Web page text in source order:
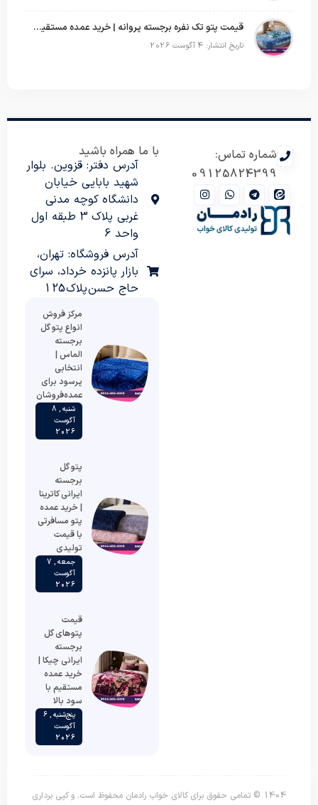
قیمت پتو تک نفره برجسته پروانه | خرید عمده مستقیم با بهترین قیمت بازار
تاریخ انتشار: 4 آگوست 2026
شماره تماس:
09125824399
با ما همراه باشید
آدرس دفتر: قزوین. بلوار
شهید بابایی خیابان
دانشگاه کوچه مدنی
غربی پلاک 3 طبقه اول
واحد 6
آدرس فروشگاه: تهران،
بازار پانزده خرداد، سرای
حاج حسن پلاک 125
مرکز فروش
انواع پتو گل
برجسته
الماس |
انتخابی
پرسود برای
عمده‌فروشان
شنبه , 8
آگوست
2026
پتو گل
برجسته
ایرانی کاترینا
| خرید عمده
پتو مسافرتی
با قیمت
تولیدی
جمعه , 7
آگوست
2026
قیمت
پتوهای گل
برجسته
ایرانی چیکا |
خرید عمده
مستقیم با
سود بالا
پنج‌شنبه , 6
آگوست
2026
1404 © تمامی حقوق برای کالای خواب رادمان محفوظ است. و کپی برداری